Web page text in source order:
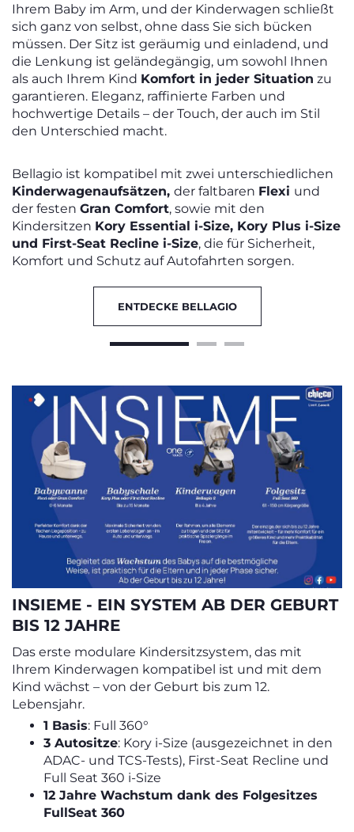
Ihrem Baby im Arm, und der Kinderwagen schließt
sich ganz von selbst, ohne dass Sie sich bücken
müssen. Der Sitz ist geräumig und einladend, und
die Lenkung ist geländegängig, um sowohl Ihnen
als auch Ihrem Kind Komfort in jeder Situation zu
garantieren. Eleganz, raffinierte Farben und
hochwertige Details – der Touch, der auch im Stil
den Unterschied macht.
Bellagio ist kompatibel mit zwei unterschiedlichen
Kinderwagenaufsätzen, der faltbaren Flexi und
der festen Gran Comfort, sowie mit den
Kindersitzen Kory Essential i-Size, Kory Plus i-Size
und First-Seat Recline i-Size, die für Sicherheit,
Komfort und Schutz auf Autofahrten sorgen.
ENTDECKE BELLAGIO
INSIEME - EIN SYSTEM AB DER GEBURT
BIS 12 JAHRE
Das erste modulare Kindersitzsystem, das mit
Ihrem Kinderwagen kompatibel ist und mit dem
Kind wächst – von der Geburt bis zum 12.
Lebensjahr.
1 Basis: Full 360°
3 Autositze: Kory i-Size (ausgezeichnet in den
ADAC- und TCS-Tests), First-Seat Recline und
Full Seat 360 i-Size
12 Jahre Wachstum dank des Folgesitzes
FullSeat 360